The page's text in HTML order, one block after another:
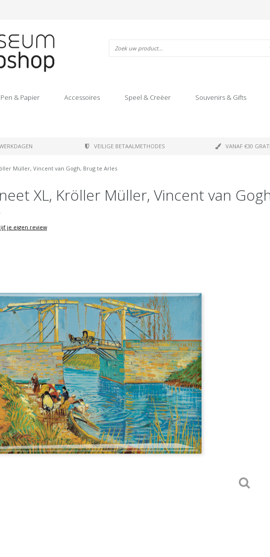
Pen & Papier Accessoires Speel & Creëer Souvenirs & Gifts
VEILIGE BETAALMETHODES VANAF €30
Müller, Vincent van Gogh, Brug te Arles
XL, Kröller Müller, Vincent van
je eigen review